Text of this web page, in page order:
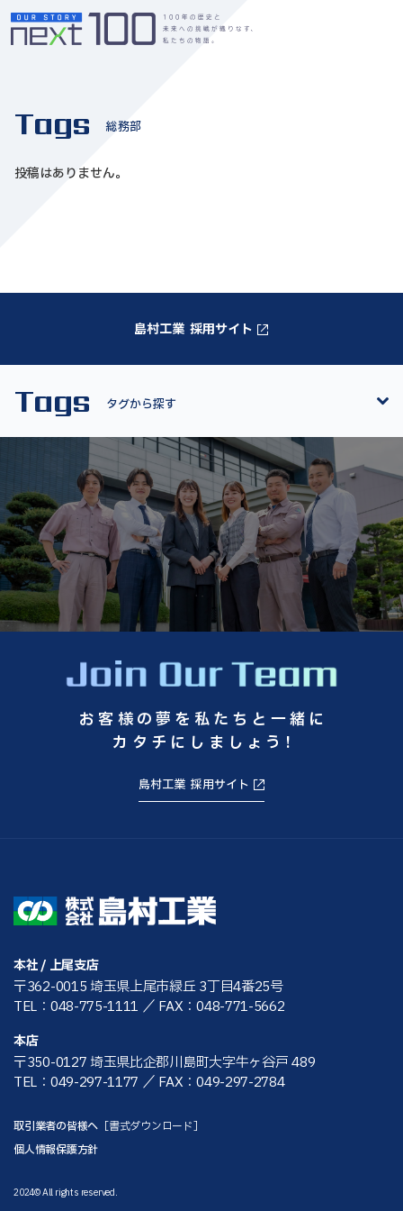
Tags 総務部
投稿はありません。
島村工業 採用サイト
Tags タグから探す
お客様の夢を私たちと一緒に
カタチにしましょう!
島村工業 採用サイト
本社 / 上尾支店
〒362-0015 埼玉県上尾市緑丘 3丁目4番25号
TEL：048-775-1111 ／ FAX：048-771-5662
本店
〒350-0127 埼玉県比企郡川島町大字牛ヶ谷戸 489
TEL：049-297-1177 ／ FAX：049-297-2784
取引業者の皆様へ ［書式ダウンロード］
個人情報保護方針
2024© All rights reserved.